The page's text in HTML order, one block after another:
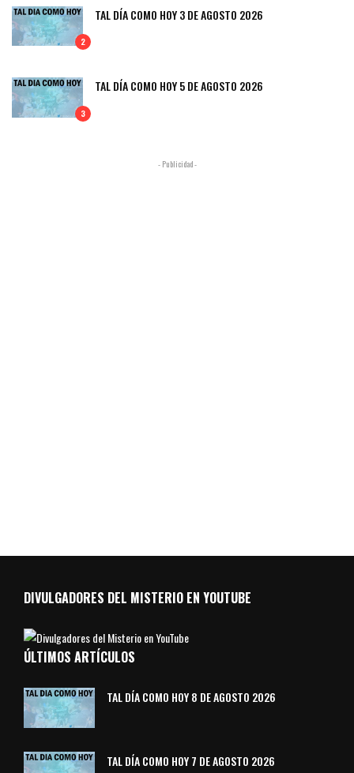
2
TAL DÍA COMO HOY 3 DE AGOSTO 2026
3
TAL DÍA COMO HOY 5 DE AGOSTO 2026
- Publicidad -
DIVULGADORES DEL MISTERIO EN YOUTUBE
ÚLTIMOS ARTÍCULOS
TAL DÍA COMO HOY 8 DE AGOSTO 2026
TAL DÍA COMO HOY 7 DE AGOSTO 2026